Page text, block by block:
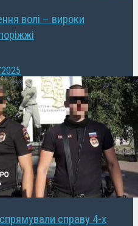
волі – вироки
справу 4-х